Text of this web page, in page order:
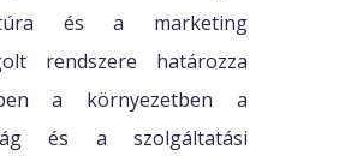
és a marketing
rendszere határozza
a környezetben a
és a szolgáltatási